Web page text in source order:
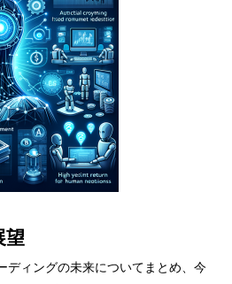
望
ディングの未来についてまとめ、今